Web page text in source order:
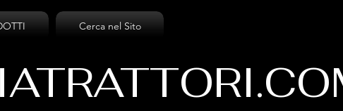
Cerca nel Sito